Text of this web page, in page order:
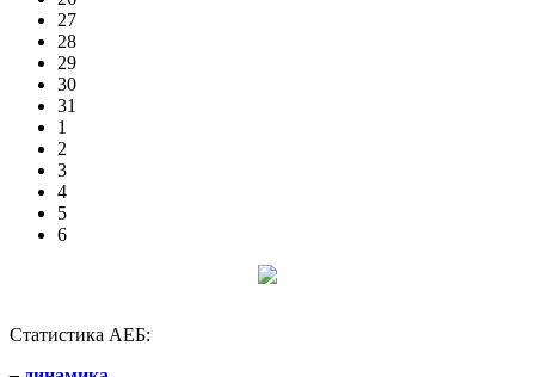
27
28
29
30
31
1
2
3
4
5
6
Статистика АЕБ: